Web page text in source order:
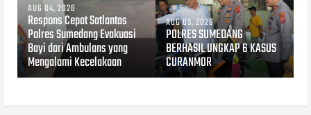
AUG 04, 2026
Respons Cepat Satlantas
Polres Sumedang Evakuasi
Bayi dari Ambulans yang
Mengalami Kecelakaan
AUG 03, 2026
POLRES SUMEDANG
BERHASIL UNGKAP 6 KASUS
CURANMOR